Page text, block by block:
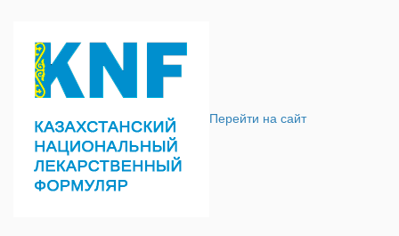
Перейти на сайт